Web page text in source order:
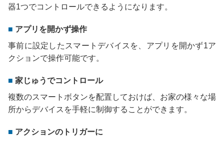
器1つでコントロールできるようになります。
アプリを開かず操作
事前に設定したスマートデバイスを、アプリを開かず1ア
クションで操作可能です。
家じゅうでコントロール
複数のスマートボタンを配置しておけば、お家の様々な場
所からデバイスを手軽に制御することができます。
アクションのトリガーに